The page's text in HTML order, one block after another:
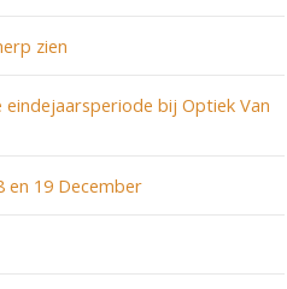
zien
bij Optiek Van
en 19 December